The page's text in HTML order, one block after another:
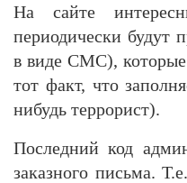
На сайте
периодически будут
в виде СМС), которые
тот факт, что
нибудь террорист).
Последний код
заказного письма.